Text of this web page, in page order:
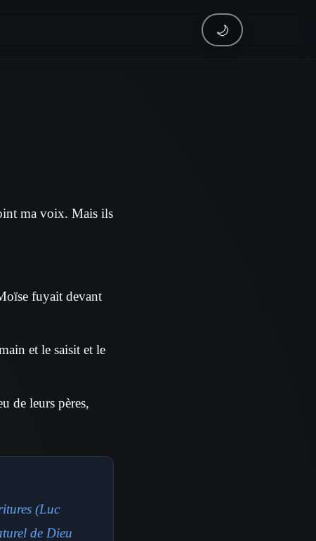
🌙
ma voix. Mais ils
fuyait devant
et le saisit et le
de leurs pères,
(Luc
de Dieu